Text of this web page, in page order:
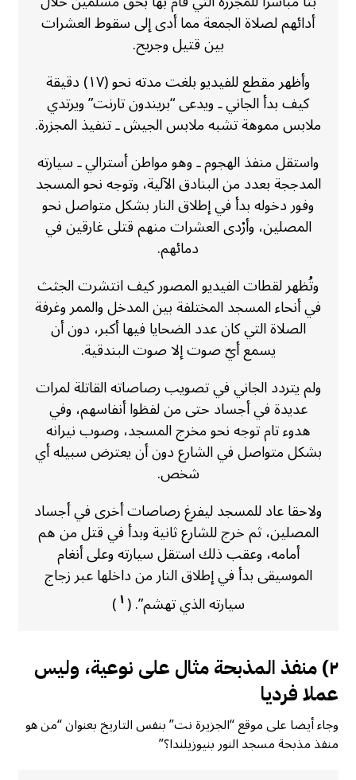
أدائهم لصلاة الجمعة مما أدى إلى سقوط العشرات
بين قتيل وجريح.
وأظهر مقطع للفيديو بلغت مدته نحو (١٧) دقيقة
كيف بدأ الجاني ـ ويدعى “بريندون تارنت” ويرتدي
ملابس مموهة تشبه ملابس الجيش ـ تنفيذ المجزرة.
واستقل منفذ الهجوم ـ وهو مواطن أسترالي ـ سيارته
المدججة بعدد من البنادق الآلية، وتوجه نحو المسجد
وفور دخوله بدأ في إطلاق النار بشكل متواصل نحو
المصلين، وأرْدى العشرات منهم قتلى غارقين في
دمائهم.
وتُظهر لقطات الفيديو المصور كيف انتشرت الجثث
في أنحاء المسجد المختلفة بين المدخل والممر وغرفة
الصلاة التي كان عدد الضحايا فيها أكبر، دون أن
يسمع أيّ صوت إلا صوت البندقية.
ولم يتردد الجاني في تصويب رصاصاته القاتلة لمرات
عديدة في أجساد حتى من لفظوا أنفاسهم، وفي
هدوء تام توجه نحو مخرج المسجد، وصوب نيرانه
بشكل متواصل في الشارع دون أن يعترض سبيله أي
شخص.
ولاحقا عاد للمسجد ليفرغ رصاصات أخرى في أجساد
المصلين، ثم خرج للشارع ثانية وبدأ في قتل من هم
أمامه، وعقب ذلك استقل سيارته وعلى أنغام
الموسيقى بدأ في إطلاق النار من داخلها عبر زجاج
سيارته الذي تهشم”. (١)
٢) منفذ المذبحة مثال على نوعية، وليس
عملا فرديا
وجاء أيضا على موقع “الجزيرة نت” بنفس التاريخ بعنوان “من هو
منفذ مذبحة مسجد النور بنيوزيلندا؟”